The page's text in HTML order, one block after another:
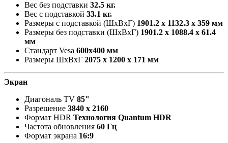
Вес без подставки 32.5 кг.
Вес с подставкой 33.1 кг.
Размеры с подставкой (ШxВxГ) 1901.2 x 1132.3 x 359 мм
Размеры без подставки (ШxВxГ) 1901.2 x 1088.4 x 61.4
мм
Стандарт Vesa 600х400 мм
Размеры ШxВxГ 2075 x 1200 x 171 мм
Экран
Диагональ TV 85"
Разрешение 3840 x 2160
Формат HDR Технология Quantum HDR
Частота обновления 60 Гц
Формат экрана 16:9